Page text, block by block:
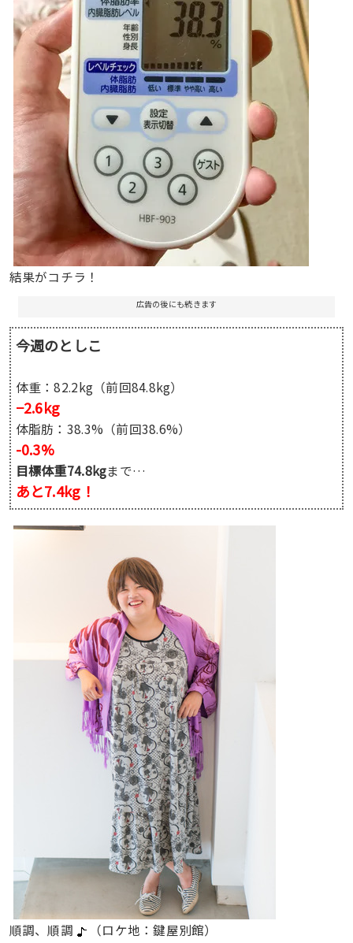
結果がコチラ！
広告の後にも続きます
今週のとしこ
体重：82.2kg（前回84.8kg）
−2.6kg
体脂肪：38.3%（前回38.6%）
-0.3%
目標体重74.8kgまで…
あと7.4kg！
順調、順調
（ロケ地：鍵屋別館）